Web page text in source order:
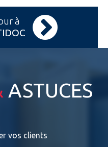
à
ASTUCES
vos clients